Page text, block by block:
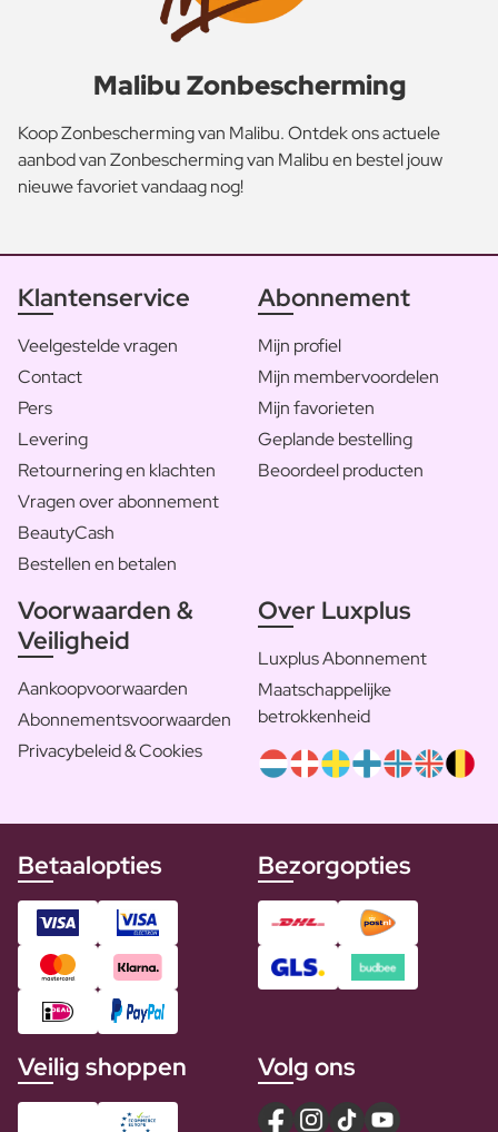
Malibu Zonbescherming
Koop Zonbescherming van Malibu. Ontdek ons actuele
aanbod van Zonbescherming van Malibu en bestel jouw
nieuwe favoriet vandaag nog!
Klantenservice
Veelgestelde vragen
Contact
Pers
Levering
Retournering en klachten
Vragen over abonnement
BeautyCash
Bestellen en betalen
Abonnement
Mijn profiel
Mijn membervoordelen
Mijn favorieten
Geplande bestelling
Beoordeel producten
Voorwaarden &
Veiligheid
Aankoopvoorwaarden
Abonnementsvoorwaarden
Privacybeleid & Cookies
Over Luxplus
Luxplus Abonnement
Maatschappelijke
betrokkenheid
Betaalopties Bezorgopties
Veilig shoppen Volg ons